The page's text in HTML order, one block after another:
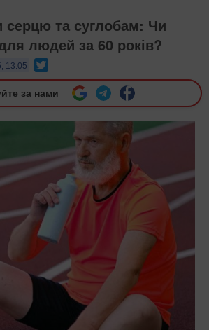
серцю та суглобам: Чи
людей за 60 років?
13:05
за нами